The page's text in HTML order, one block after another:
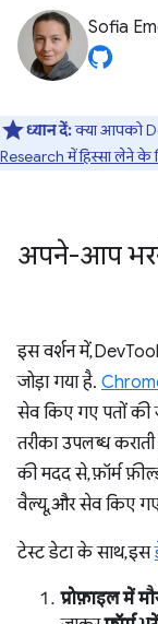
Sofia
ध्यान दें:क्या आपको
Research में हिस्सा लेने के
अपने-आप
इस वर्शन में,
जोड़ा गया है.
सेव किए गए पतों की
तरीका उपलब्ध
की मदद से, फ़ॉर्म
वैल्यू, और सेव किए
टेस्ट डेटा के साथ, इस
प्रोफ़ाइल में